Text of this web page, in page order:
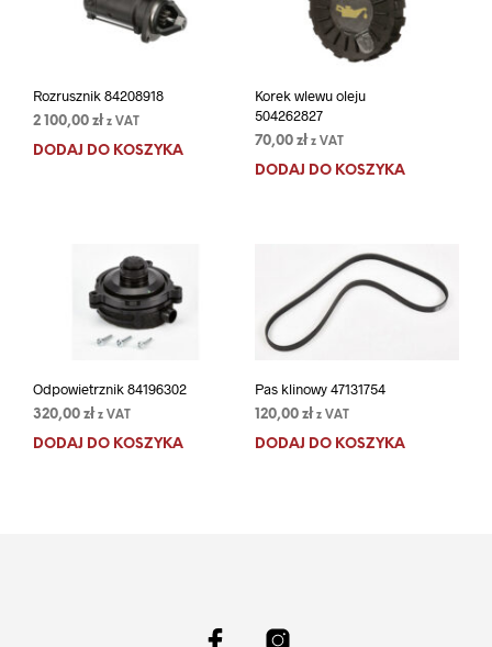
Rozrusznik 84208918
2 100,00 zł z VAT
DODAJ DO KOSZYKA
Korek wlewu oleju
504262827
70,00 zł z VAT
DODAJ DO KOSZYKA
Odpowietrznik 84196302
320,00 zł z VAT
DODAJ DO KOSZYKA
Pas klinowy 47131754
120,00 zł z VAT
DODAJ DO KOSZYKA